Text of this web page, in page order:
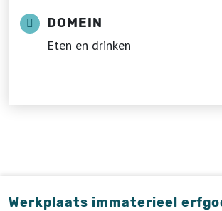
DOMEIN
Eten en drinken
Werkplaats immaterieel